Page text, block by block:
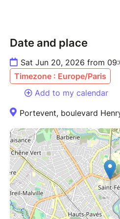
Date and place
Sat Jun 20, 2026 from
Timezone : Europe/Paris
Add to my calendar
Portevent, boulevard